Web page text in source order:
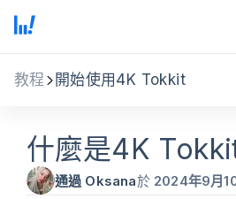
教程 開始使用4K Tokkit
什麼是4K
通過 Oksana於 2024年9月